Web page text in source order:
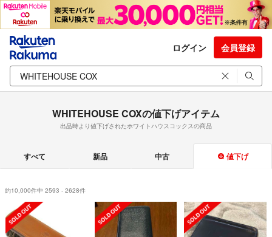
ログイン 会員登録
WHITEHOUSE COXの値下げアイテム
出品時より値下げされたホワイトハウスコックスの商品
すべて 新品 中古 値下げ
約10,000件中 2593 - 2628件